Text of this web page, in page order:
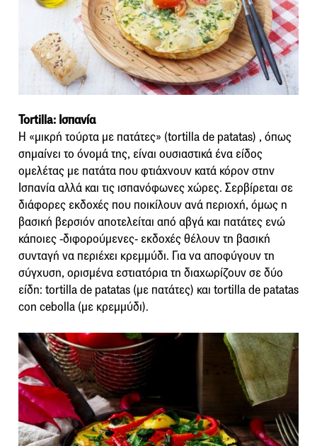
Tortilla: Ισπανία
Η «μικρή τούρτα με πατάτες» (tortilla de patatas) , όπως
σημαίνει το όνομά της, είναι ουσιαστικά ένα είδος
ομελέτας με πατάτα που φτιάχνουν κατά κόρον στην
Ισπανία αλλά και τις ισπανόφωνες χώρες. Σερβίρεται σε
διάφορες εκδοχές που ποικίλουν ανά περιοχή, όμως η
βασική βερσιόν αποτελείται από αβγά και πατάτες ενώ
κάποιες -διφορούμενες- εκδοχές θέλουν τη βασική
συνταγή να περιέχει κρεμμύδι. Για να αποφύγουν τη
σύγχυση, ορισμένα εστιατόρια τη διαχωρίζουν σε δύο
είδη: tortilla de patatas (με πατάτες) και tortilla de patatas
con cebolla (με κρεμμύδι).